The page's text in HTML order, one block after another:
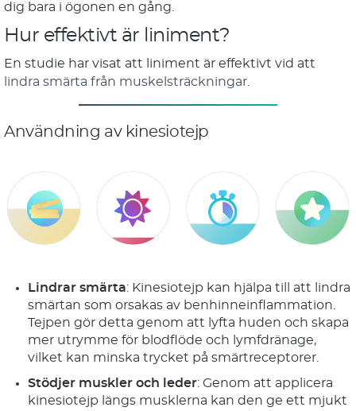
dig bara i ögonen en gång.
Hur effektivt är liniment?
En studie har visat att liniment är effektivt vid att
lindra smärta från muskelsträckningar.
Användning av kinesiotejp
Lindrar smärta: Kinesiotejp kan hjälpa till att lindra
smärtan som orsakas av benhinneinflammation.
Tejpen gör detta genom att lyfta huden och skapa
mer utrymme för blodflöde och lymfdränage,
vilket kan minska trycket på smärtreceptorer.
Stödjer muskler och leder: Genom att applicera
kinesiotejp längs musklerna kan den ge ett mjukt